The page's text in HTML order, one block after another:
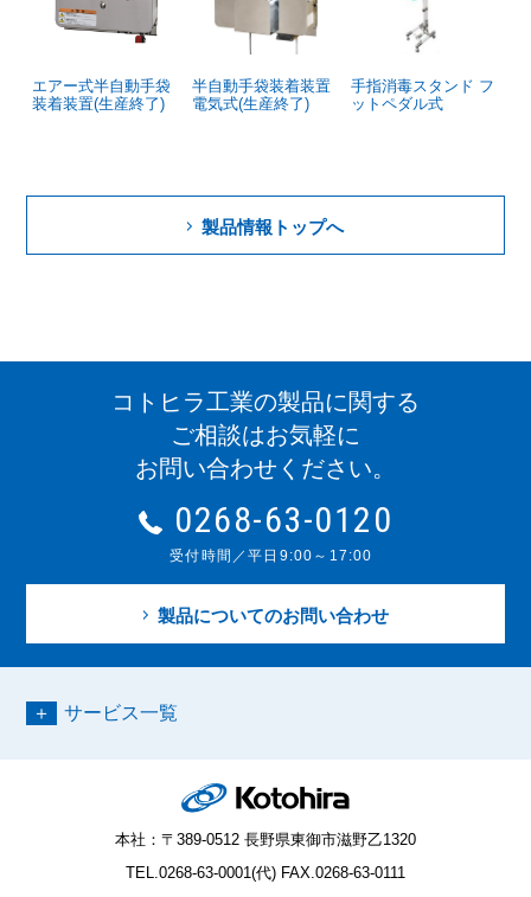
エアー式半自動手袋
装着装置(生産終了)
半自動手袋装着装置
電気式(生産終了)
手指消毒スタンド フ
ットペダル式
製品情報トップへ
コトヒラ工業の製品に関する
ご相談はお気軽に
お問い合わせください。
0268-63-0120
受付時間／平日9:00～17:00
製品についてのお問い合わせ
サービス一覧
本社：〒389-0512 長野県東御市滋野乙1320
TEL.0268-63-0001(代) FAX.0268-63-0111